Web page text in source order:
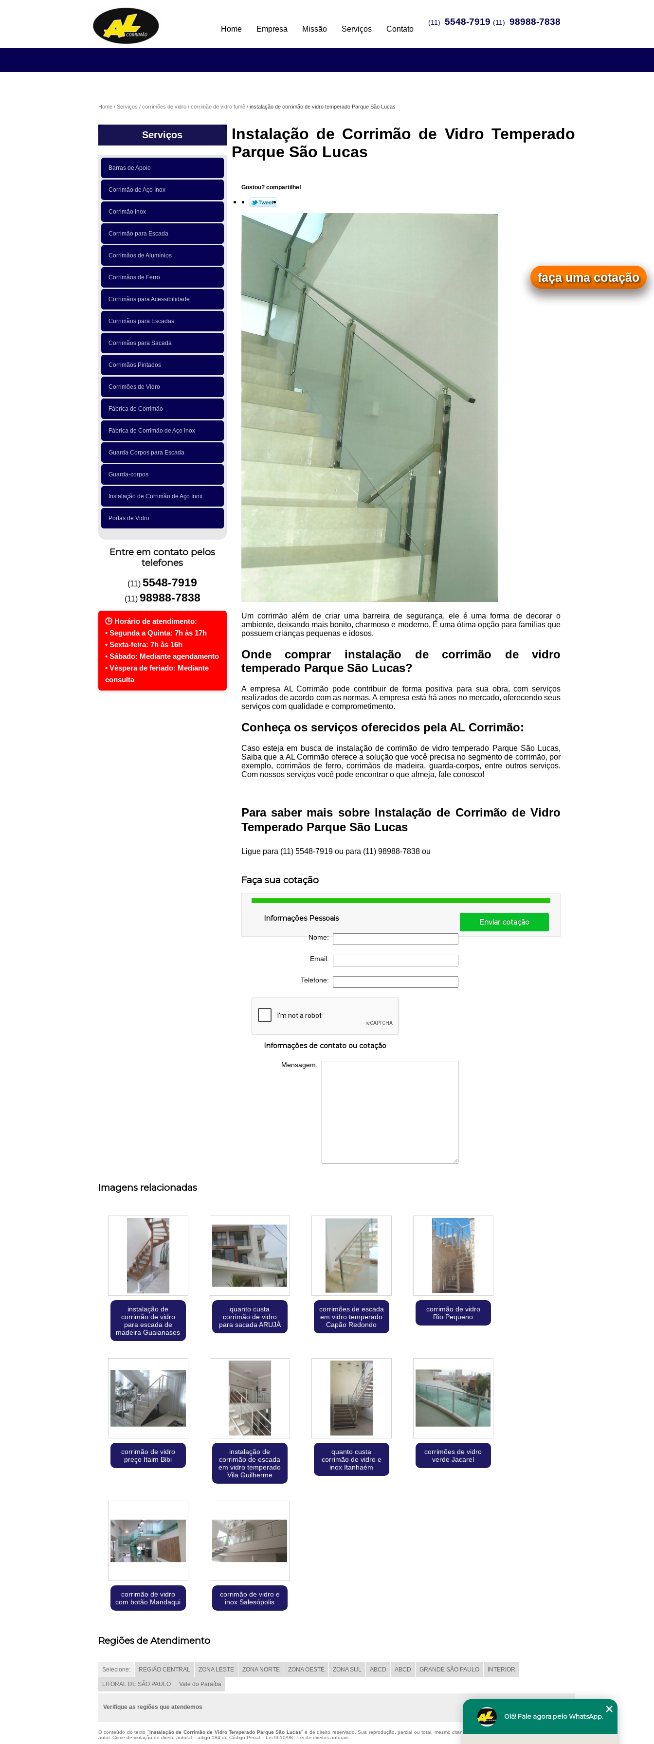
(11) 5548-7919 (11) 98988-7838
Home Empresa Missão Serviços Contato
Home Serviços corrimões de vidro corrimão de vidro fumê instalação de corrimão de vidro temperado Parque São Lucas
Serviços
Barras de Apoio
Corrimão de Aço Inox
Corrimão Inox
Corrimão para Escada
Corrimãos de Alumínios
Corrimãos de Ferro
Corrimãos para Acessibilidade
Corrimãos para Escadas
Corrimãos para Sacada
Corrimãos Pintados
Corrimões de Vidro
Fábrica de Corrimão
Fábrica de Corrimão de Aço Inox
Guarda Corpos para Escada
Guarda-corpos
Instalação de Corrimão de Aço Inox
Portas de Vidro
Entre em contato pelos
telefones
(11)5548-7919
(11) 98988-7838
Instalação de Corrimão de Vidro Temperado
Parque São Lucas
Gostou? compartilhe!
Um corrimão além de criar uma barreira de segurança, ele é uma forma de decorar o
ambiente, deixando mais bonito, charmoso e moderno. É uma ótima opção para famílias que
possuem crianças pequenas e idosos.
Onde comprar instalação de corrimão de vidro
temperado Parque São Lucas?
A empresa AL Corrimão pode contribuir de forma positiva para sua obra, com serviços
realizados de acordo com as normas. A empresa está há anos no mercado, oferecendo seus
serviços com qualidade e comprometimento.
Conheça os serviços oferecidos pela AL Corrimão:
Caso esteja em busca de instalação de corrimão de vidro temperado Parque São Lucas,
Saiba que a AL Corrimão oferece a solução que você precisa no segmento de corrimão, por
exemplo, corrimãos de ferro, corrimãos de madeira, guarda-corpos, entre outros serviços.
Com nossos serviços você pode encontrar o que almeja, fale conosco!
Para saber mais sobre Instalação de Corrimão de Vidro
Temperado Parque São Lucas
Ligue para (11) 5548-7919ou para (11) 98988-7838ou
faça uma cotação
Faça sua cotação
Informações Pessoais
Nome:
Email:
Telefone:
Informações de contato ou cotação
Mensagem:
Enviar cotação
Imagens relacionadas
instalação de
corrimão de vidro
para escada de
madeira Guaianases
quanto custa
corrimão de vidro
para sacada ARUJÁ
corrimões de escada
em vidro temperado
Capão Redondo
corrimão de vidro
Rio Pequeno
corrimão de vidro
preço Itaim Bibi
instalação de
corrimão de escada
em vidro temperado
Vila Guilherme
quanto custa
corrimão de vidro e
inox Itanhaém
corrimões de vidro
verde Jacareí
corrimão de vidro
com botão Mandaqui
corrimão de vidro e
inox Salesópolis
Regiões de Atendimento
Selecione: REGIÃO CENTRAL ZONA LESTE ZONA NORTE ZONA OESTE ZONA SUL ABCD ABCD GRANDE SÃO PAULO INTERIOR
LITORAL DE SÃO PAULO Vale do Paraíba
Verifique as regiões que atendemos
O conteúdo do texto "Instalação de Corrimão de Vidro Temperado Parque São Lucas" é de direito reservado. Sua reprodução, parcial ou total, mesmo citando nossos links, é proibida sem a autorização do
autor. Crime de violação de direito autoral – artigo 184 do Código Penal – Lei 9610/98 - Lei de direitos autorais.
Olá! Fale agora pelo WhatsApp.